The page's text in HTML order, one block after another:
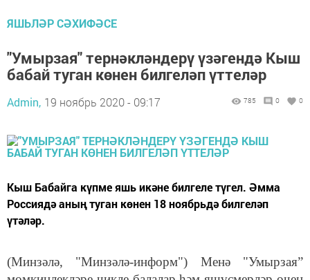
ЯШЬЛӘР СӘХИФӘСЕ
"Умырзая" тернәкләндерү үзәгендә Кыш
бабай туган көнен билгеләп үттеләр
Admin, 19 ноябрь 2020 - 09:17 785 0 0
Кыш Бабайга күпме яшь икәне билгеле түгел. Әмма
Россиядә аның туган көнен 18 ноябрьдә билгеләп
үтәләр.
(Минзәлә, "Минзәлә-информ") Менә "Умырзая”